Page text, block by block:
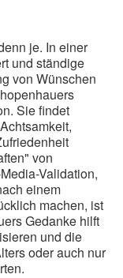
je. In einer
und ständige
von Wünschen
Sie findet
von
Validation,
einem
machen, ist
Gedanke hilft
und die
oder auch nur